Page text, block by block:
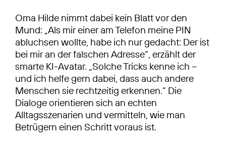
Oma Hilde nimmt dabei kein Blatt vor den
Mund: „Als mir einer am Telefon meine PIN
abluchsen wollte, habe ich nur gedacht: Der ist
bei mir an der falschen Adresse“, erzählt der
smarte KI-Avatar. „Solche Tricks kenne ich –
und ich helfe gern dabei, dass auch andere
Menschen sie rechtzeitig erkennen.“ Die
Dialoge orientieren sich an echten
Alltagsszenarien und vermitteln, wie man
Betrügern einen Schritt voraus ist.